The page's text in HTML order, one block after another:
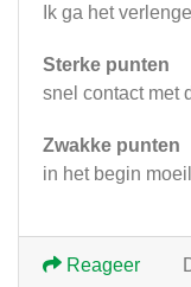
Ik ga het
Sterke punten
snel contact met
Zwakke punten
in het begin
Reageer